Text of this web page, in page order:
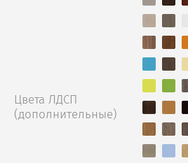
Цвета ЛДСП
(дополнительные)